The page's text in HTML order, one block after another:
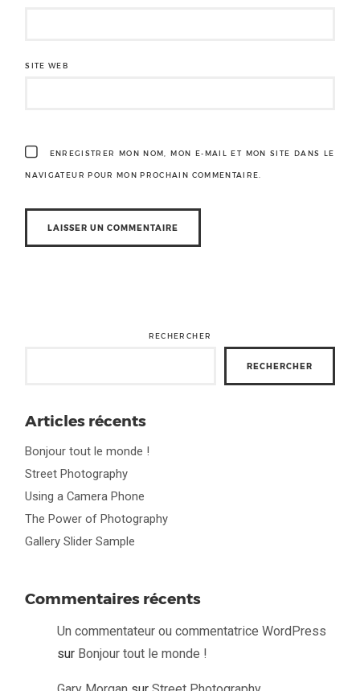
SITE WEB
ENREGISTRER MON NOM, MON E-MAIL ET MON SITE DANS LE
NAVIGATEUR POUR MON PROCHAIN COMMENTAIRE.
RECHERCHER
RECHERCHER
Articles récents
Bonjour tout le monde !
Street Photography
Using a Camera Phone
The Power of Photography
Gallery Slider Sample
Commentaires récents
Un commentateur ou commentatrice WordPress
sur Bonjour tout le monde !